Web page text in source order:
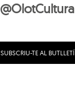
@OlotCultura
SUBSCRIU-TE AL BUTLLETÍ